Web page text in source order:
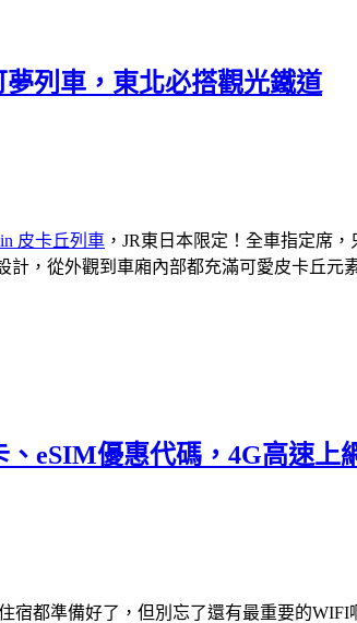
列車，東北必搭觀光鐵道
皮卡丘列車 ，JR東日本限定！全車指定席
，從外觀到車廂內部都充滿可愛皮卡丘元
eSIM優惠代碼，4G高速上
宿都準備好了，但別忘了還有最重要的